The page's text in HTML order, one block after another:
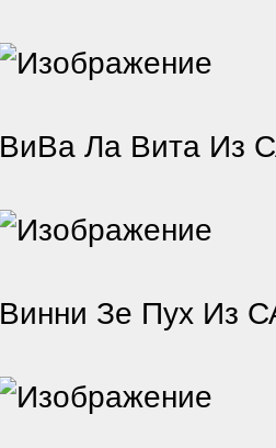
ВиВа Ла Вита Из
Винни Зе Пух Из